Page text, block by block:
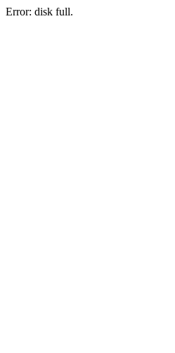
Error: disk full.